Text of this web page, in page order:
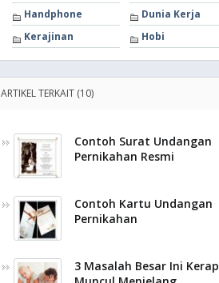
Handphone
Dunia Kerja
Kerajinan
Hobi
ARTIKEL TERKAIT (10)
Contoh Surat Undangan
Pernikahan Resmi
Contoh Kartu Undangan
Pernikahan
3 Masalah Besar Ini Kerap